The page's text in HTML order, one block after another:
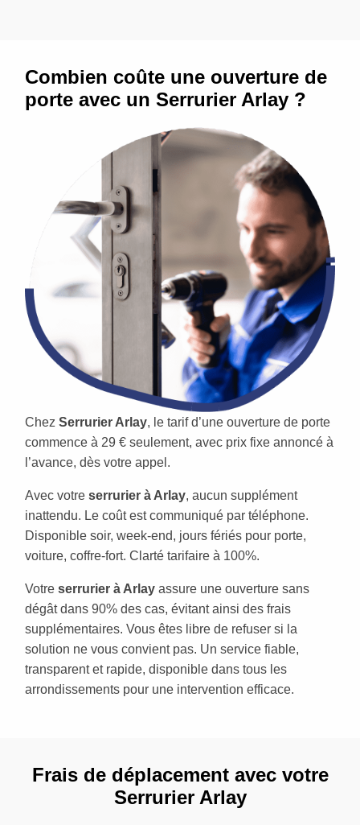
Combien coûte une ouverture de
porte avec un Serrurier Arlay ?
Chez Serrurier Arlay, le tarif d’une ouverture de porte
commence à 29 € seulement, avec prix fixe annoncé à
l’avance, dès votre appel.
Avec votre serrurier à Arlay, aucun supplément
inattendu. Le coût est communiqué par téléphone.
Disponible soir, week-end, jours fériés pour porte,
voiture, coffre-fort. Clarté tarifaire à 100%.
Votre serrurier à Arlay assure une ouverture sans
dégât dans 90% des cas, évitant ainsi des frais
supplémentaires. Vous êtes libre de refuser si la
solution ne vous convient pas. Un service fiable,
transparent et rapide, disponible dans tous les
arrondissements pour une intervention efficace.
Frais de déplacement avec votre
Serrurier Arlay